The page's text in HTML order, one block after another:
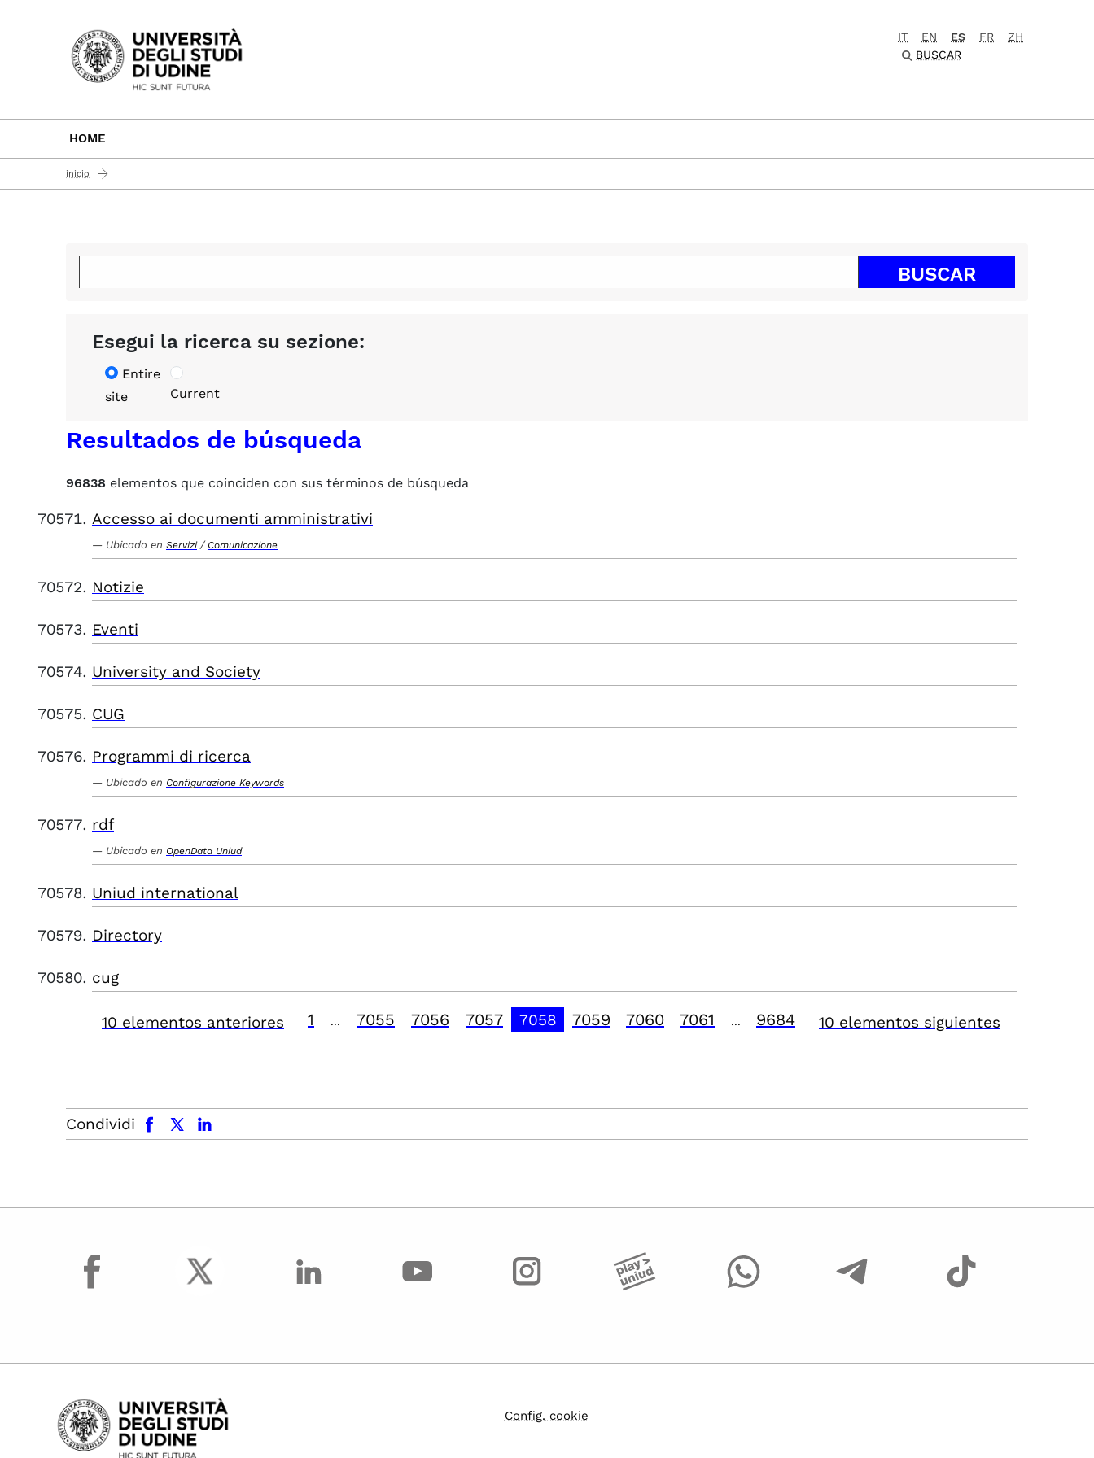
Passa al contenuto principale
IT EN ES FR
ZH
BUSCAR
HOME
inicio
Esegui la ricerca su sezione:
Entire
site
Current
Resultados de búsqueda
96838 elementos que coinciden con sus términos de búsqueda
Accesso ai documenti amministrativi
Ubicado en Servizi / Comunicazione
Notizie
Eventi
University and Society
CUG
Programmi di ricerca
Ubicado en Configurazione Keywords
rdf
Ubicado en OpenData Uniud
Uniud international
Directory
cug
10 elementos anteriores 1 7055 7056 7057 7058 7059 7060 7061 9684 10 elementos siguientes
Condividi
facebook x.com linkedin
facebook
Config. cookie